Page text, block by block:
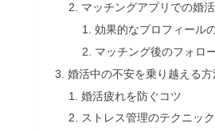
マッチングアプリでの婚
効果的なプロフィール
マッチング後のフォロ
婚活中の不安を乗り越える方
婚活疲れを防ぐコツ
ストレス管理のテクニック